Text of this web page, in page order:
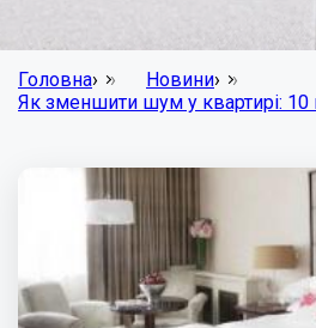
Головна› Новини›
Як зменшити шум у квартирі: 10